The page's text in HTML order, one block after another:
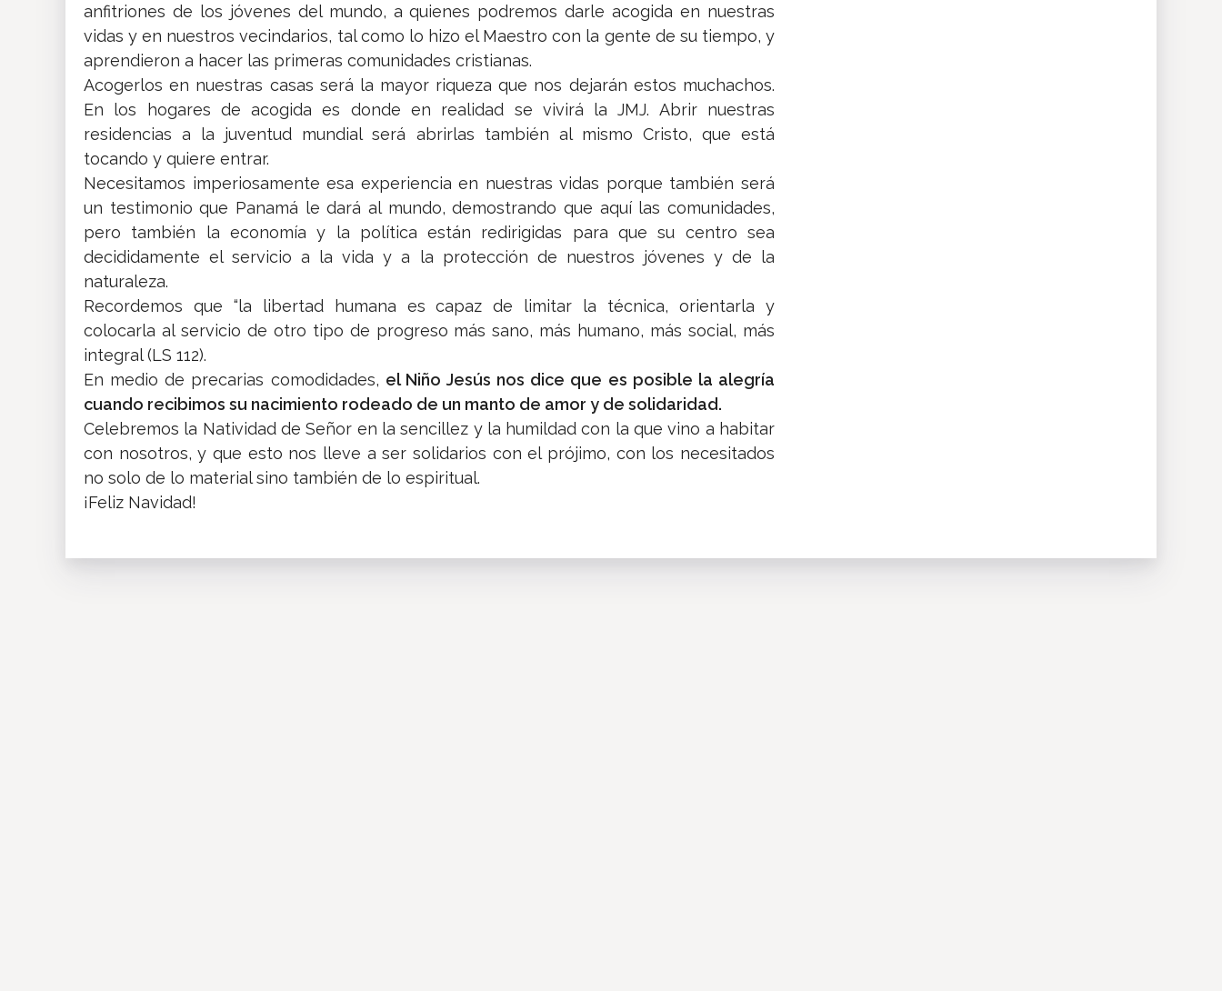
anfitriones de los jóvenes del mundo, a quienes podremos darle acogida en nuestras
vidas y en nuestros vecindarios, tal como lo hizo el Maestro con la gente de su tiempo, y
aprendieron a hacer las primeras comunidades cristianas.
Acogerlos en nuestras casas será la mayor riqueza que nos dejarán estos muchachos.
En los hogares de acogida es donde en realidad se vivirá la JMJ. Abrir nuestras
residencias a la juventud mundial será abrirlas también al mismo Cristo, que está
tocando y quiere entrar.
Necesitamos imperiosamente esa experiencia en nuestras vidas porque también será
un testimonio que Panamá le dará al mundo, demostrando que aquí las comunidades,
pero también la economía y la política están redirigidas para que su centro sea
decididamente el servicio a la vida y a la protección de nuestros jóvenes y de la
naturaleza.
Recordemos que “la libertad humana es capaz de limitar la técnica, orientarla y
colocarla al servicio de otro tipo de progreso más sano, más humano, más social, más
integral (LS 112).
En medio de precarias comodidades, el Niño Jesús nos dice que es posible la alegría
cuando recibimos su nacimiento rodeado de un manto de amor y de solidaridad.
Celebremos la Natividad de Señor en la sencillez y la humildad con la que vino a habitar
con nosotros, y que esto nos lleve a ser solidarios con el prójimo, con los necesitados
no solo de lo material sino también de lo espiritual.
¡Feliz Navidad!